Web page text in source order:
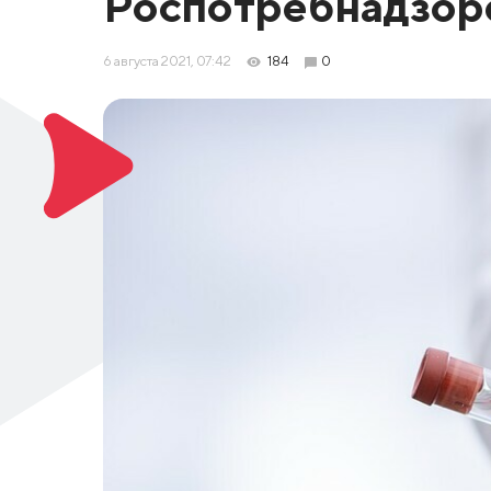
6 августа 2021, 07:42 184 0